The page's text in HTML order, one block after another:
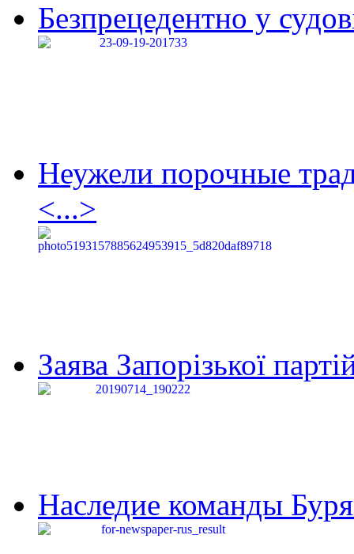
Безпрецедентно у
Неужели порочные
<...>
Заява Запорізької
Наследие команды